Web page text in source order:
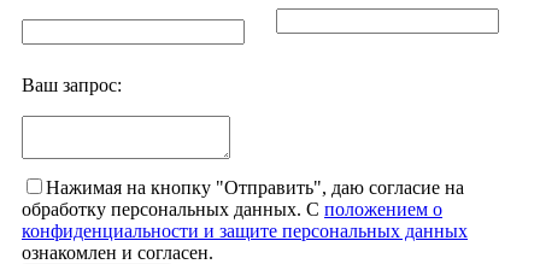
Ваш запрос:
Нажимая на кнопку "Отправить", даю согласие на
обработку персональных данных. С положением о
конфиденциальности и защите персональных данных
ознакомлен и согласен.